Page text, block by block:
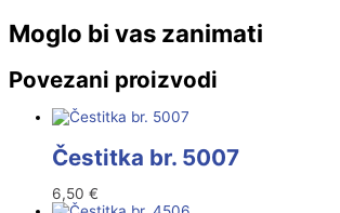
Moglo bi vas zanimati
Povezani proizvodi
Čestitka br. 5007
6,50 €